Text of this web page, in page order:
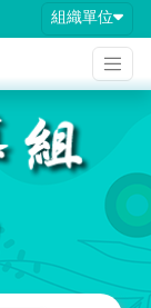
組織單位